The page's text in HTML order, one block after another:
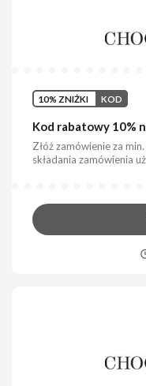
10% ZNIŻKI KOD
Kod rabatowy 10%
Złóż zamówienie za
składania zamówienia